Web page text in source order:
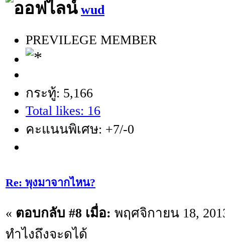
wud
PREVILEGE MEMBER
กระทู้: 5,166
Total likes: 16
คะแนนพิเศษ: +7/-0
Re: พุงมาจากไหน?
« ตอบกลับ #8 เมื่อ: พฤศจิกายน 18,
ทำไงถึงจะดได้